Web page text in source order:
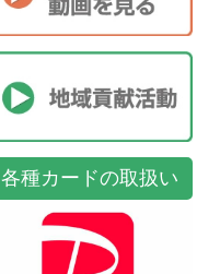
各種カードの取扱い